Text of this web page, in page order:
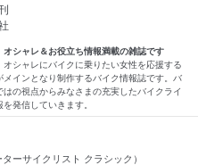
オシャレ＆お役立ち情報満載の雑誌です
オシャレにバイクに乗りたい女性を応援する
メインとなり制作するバイク情報誌です。バ
はの視点からみなさまの充実したバイクライ
発信していきます。
ーサイクリスト クラシック）